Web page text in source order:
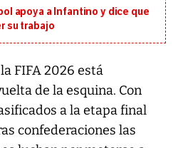
apoya a Infantino y dice que
su trabajo
FIFA 2026 está
de la esquina. Con
a la etapa final
confederaciones las